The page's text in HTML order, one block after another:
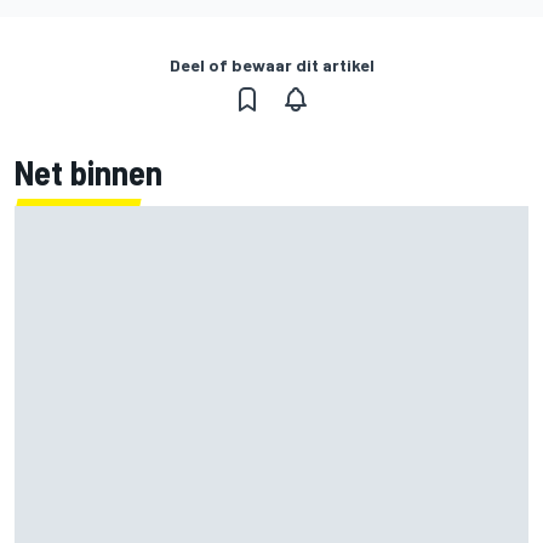
Deel of bewaar dit artikel
Net binnen